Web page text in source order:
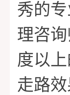
秀的
理咨
度以
走路效